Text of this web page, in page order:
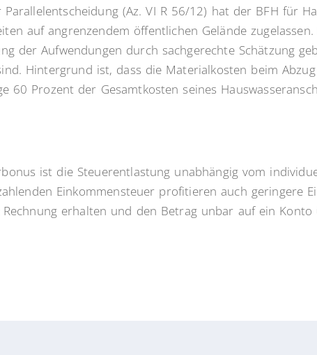
(Az. VI R 56/12) hat der BFH für
auf angrenzendem öffentlichen Gelände
der Aufwendungen durch sachgerechte Schätzung
Hintergrund ist, dass die Materialkosten beim
60 Prozent der Gesamtkosten seines
ist die Steuerentlastung unabhängig vom
Einkommensteuer profitieren auch geringere
erhalten und den Betrag unbar auf ein Konto